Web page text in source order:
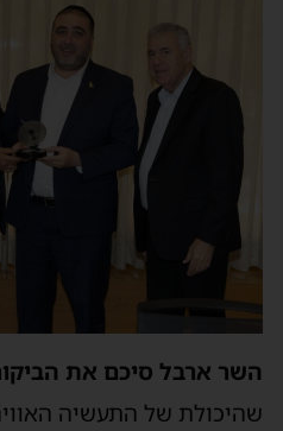
השר ארבל סיכם את
שהיכולת של התעשיה